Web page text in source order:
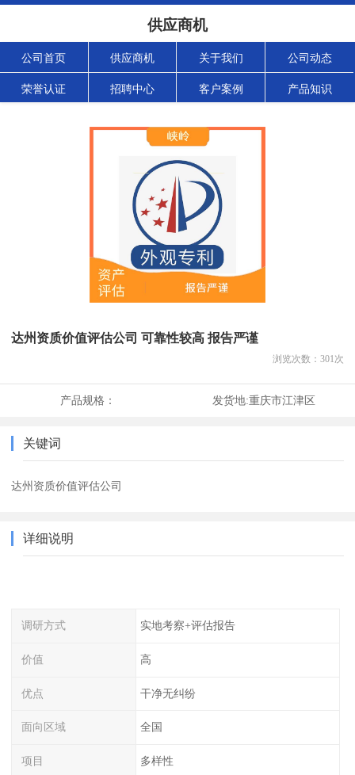
供应商机
公司首页 供应商机 关于我们 公司动态
荣誉认证 招聘中心 客户案例 产品知识
达州资质价值评估公司 可靠性较高 报告严谨
浏览次数： 301次
产品规格： 发货地:重庆市江津区
关键词
达州资质价值评估公司
详细说明
调研方式 实地考察+评估报告
价值 高
优点 干净无纠纷
面向区域 全国
项目 多样性